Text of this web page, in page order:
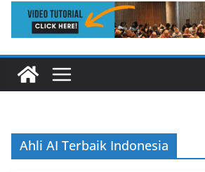
Ahli AI Terbaik Indonesia